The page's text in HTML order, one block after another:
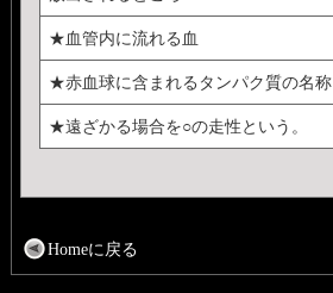
★血管内に流れる血
★赤血球に含まれるタンパク質の名称
★遠ざかる場合を○の走性という。
Homeに戻る